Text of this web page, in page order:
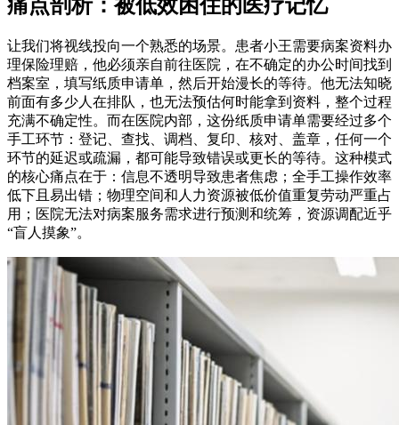
痛点剖析：被低效困住的医疗记忆
让我们将视线投向一个熟悉的场景。患者小王需要病案资料办
理保险理赔，他必须亲自前往医院，在不确定的办公时间找到
档案室，填写纸质申请单，然后开始漫长的等待。他无法知晓
前面有多少人在排队，也无法预估何时能拿到资料，整个过程
充满不确定性。而在医院内部，这份纸质申请单需要经过多个
手工环节：登记、查找、调档、复印、核对、盖章，任何一个
环节的延迟或疏漏，都可能导致错误或更长的等待。这种模式
的核心痛点在于：信息不透明导致患者焦虑；全手工操作效率
低下且易出错；物理空间和人力资源被低价值重复劳动严重占
用；医院无法对病案服务需求进行预测和统筹，资源调配近乎
“盲人摸象”。